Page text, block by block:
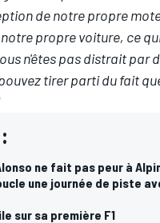
de notre propre
propre voiture, ce
n'êtes pas distrait par
tirer parti du fait
ne fait pas peur à
une journée de piste
sur sa première F1